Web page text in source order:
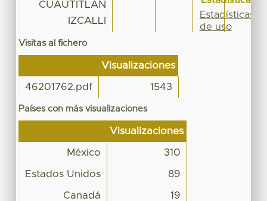
CUAUTITLÁN
IZCALLI
Visitas al fichero
Visualizaciones
46201762.pdf 1543
Países con más visualizaciones
Visualizaciones
México 310
Estados Unidos 89
Canadá 19
Estadísticas
de uso